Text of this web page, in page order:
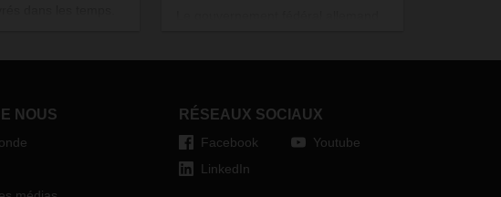
est chargée
camions dont le poids total autorisé
la surtaxe dépend des
caractéristiques du véhicule assujetti
NOUS RÉSEAUX SOCIAUX
Facebook
LinkedIn
Youtube